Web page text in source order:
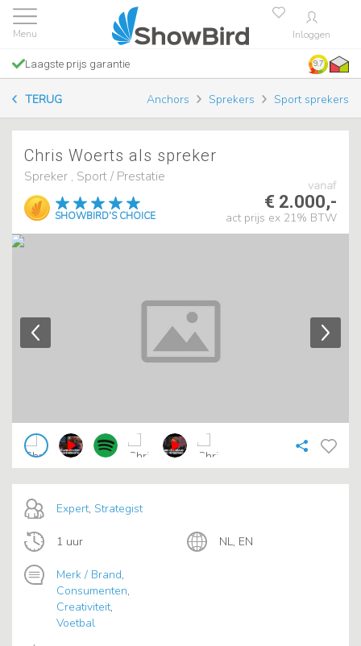
Inloggen
Laagste prijs garantie 9.7
TERUG Anchors Sprekers Sport sprekers
Chris Woerts als spreker
Spreker , Sport / Prestatie
SHOWBIRD'S CHOICE
vanaf
€ 2.000,-
act prijs ex 21% BTW
Expert, Strategist
1 uur NL, EN
Merk / Brand,
Consumenten,
Creativiteit,
Voetbal